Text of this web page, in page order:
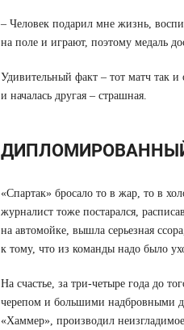
– Человек подарил мне жизнь,
на поле и играют, поэтому медаль
Удивительный факт – тот матч так и
и началась другая – страшная.
«Спартак» бросало то в жар, то в
журналист тоже постарался,
на автомойке, вышла серьезная
к тому, что из команды надо было
На счастье, за три-четыре года до
черепом и большими надбровными
«Хаммер», производил